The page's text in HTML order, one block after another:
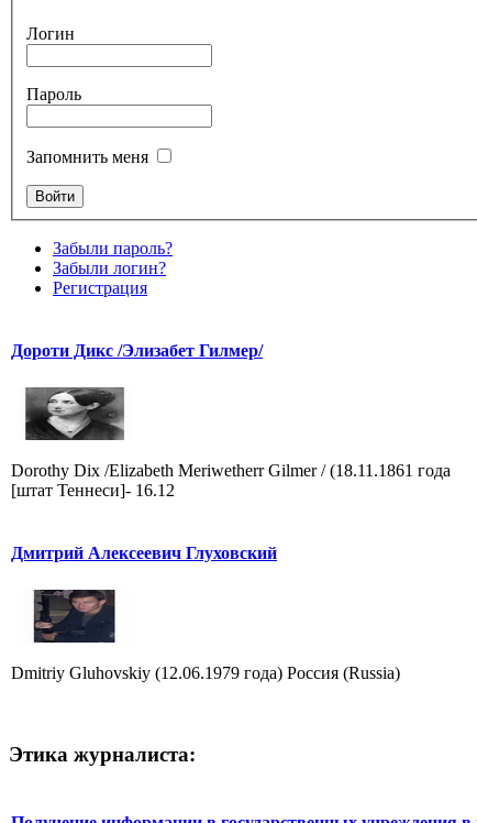
Логин
Пароль
Запомнить меня
Забыли пароль?
Забыли логин?
Регистрация
Дороти Дикс /Элизабет Гилмер/
Dorothy Dix /Elizabeth Meriwetherr Gilmer / (18.11.1861 года
[штат Теннеси]- 16.12
Дмитрий Алексеевич Глуховский
Dmitriy Gluhovskiy (12.06.1979 года) Россия (Russia)
Этика журналиста: